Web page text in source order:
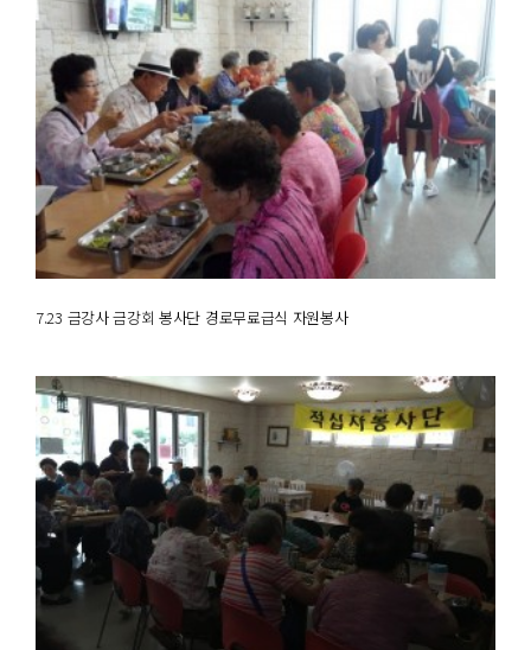
7.23 금강사 금강회 봉사단 경로무료급식 자원봉사